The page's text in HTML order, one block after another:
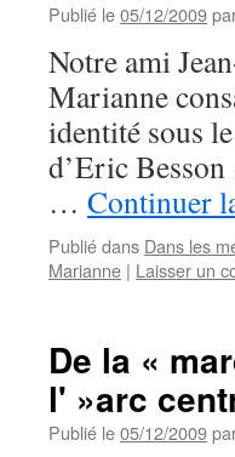
Publié le05/12/2009
Notre ami
Marianne
identité sous
d’Eric Besson
… Continuer
Publié dans Dans les
Marianne | Laisser un
De la «
l' »arc
Publié le05/12/2009